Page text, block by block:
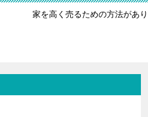
家を高く売るための方法があ